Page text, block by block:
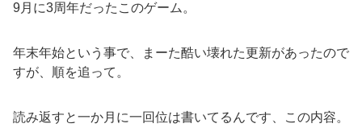
9月に3周年だったこのゲーム。
年末年始という事で、まーた酷い壊れた更新があったので
すが、順を追って。
読み返すと一か月に一回位は書いてるんです、この内容。